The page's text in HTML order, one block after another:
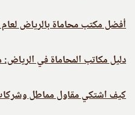
أفضل مكتب محاماة بالرياض لعام
دليل مكاتب المحاماة في الرياض:
كيف اشتكي مقاول مماطل وشركات